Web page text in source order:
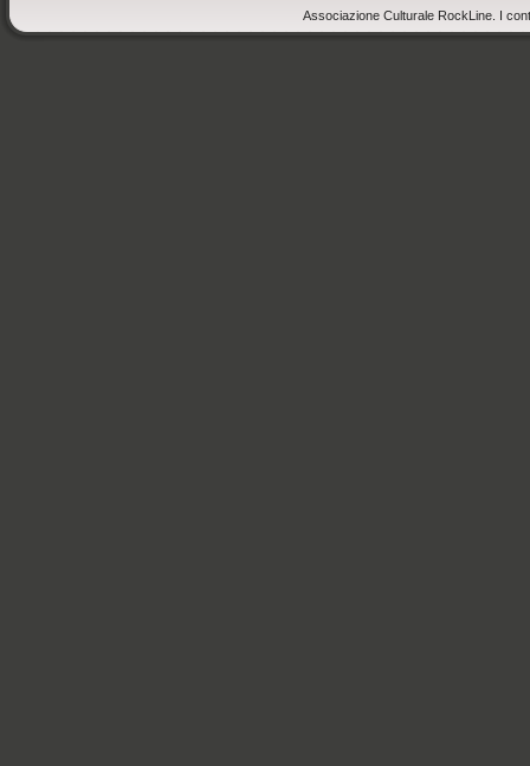
Associazione Culturale RockLine. I